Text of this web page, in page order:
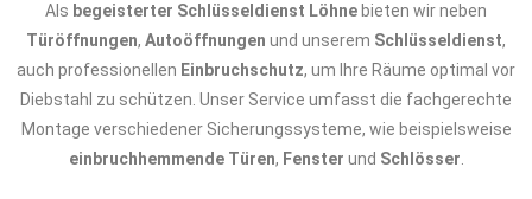
Als begeisterter Schlüsseldienst Löhne bieten wir neben
Türöffnungen, Autoöffnungen und unserem Schlüsseldienst,
auch professionellen Einbruchschutz, um Ihre Räume optimal vor
Diebstahl zu schützen. Unser Service umfasst die fachgerechte
Montage verschiedener Sicherungssysteme, wie beispielsweise
einbruchhemmende Türen, Fenster und Schlösser